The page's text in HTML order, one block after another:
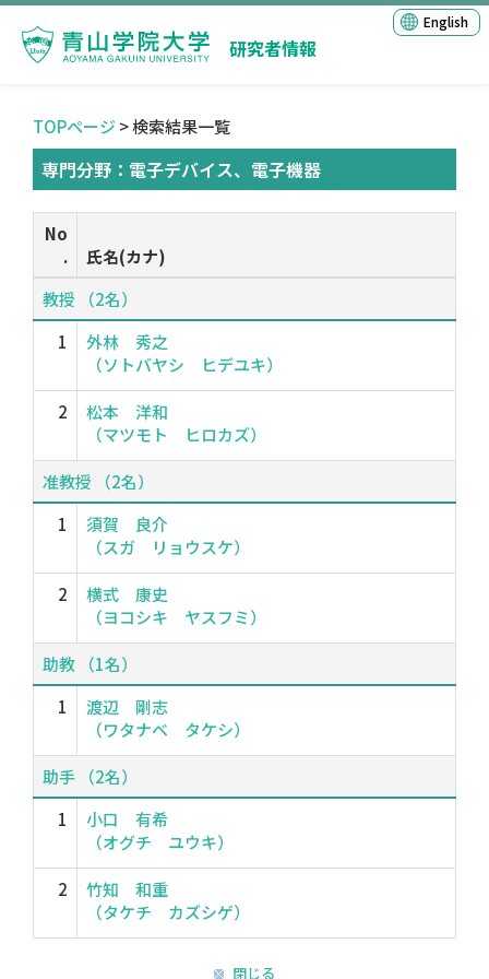
研究者情報
English
TOPページ > 検索結果一覧
専門分野：電子デバイス、電子機器
No
.
氏名(カナ)
教授 （2名）
1
外林 秀之
（ソトバヤシ ヒデユキ）
2
松本 洋和
（マツモト ヒロカズ）
准教授 （2名）
1
須賀 良介
（スガ リョウスケ）
2
横式 康史
（ヨコシキ ヤスフミ）
助教 （1名）
1
渡辺 剛志
（ワタナベ タケシ）
助手 （2名）
1
小口 有希
（オグチ ユウキ）
2
竹知 和重
（タケチ カズシゲ）
閉じる